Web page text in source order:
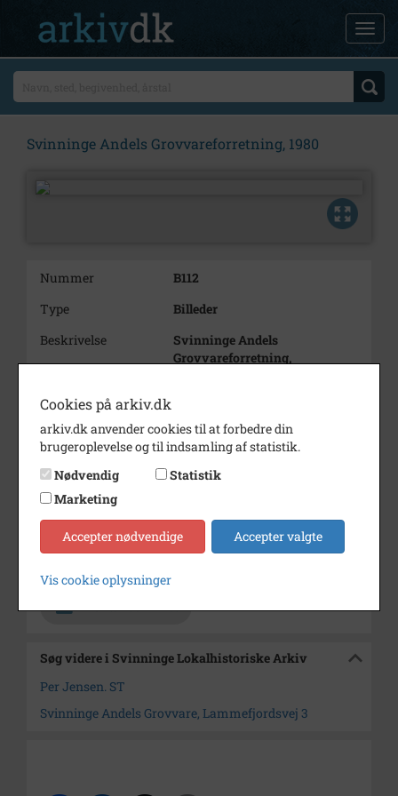
Svinninge Andels Grovvareforretning, 1980
Nummer
B112
Type
Billeder
Beskrivelse
Svinninge Andels
Grovvareforretning,
Årstal
1980
Dateringsnote
11.3.1980
Fotograf
Per Jensen, Sjællands Tidende
Størrelse
18 x 25
Arkiv
Svinninge Lokalhistoriske
Kontakt arkivet
Søg videre i Svinninge Lokalhistoriske Arkiv
Per Jensen. ST
Svinninge Andels Grovvare, Lammefjordsvej 3
Cookies på arkiv.dk
arkiv.dk anvender cookies til at forbedre din
brugeroplevelse og til indsamling af statistik.
Nødvendig
Statistik
Marketing
Accepter nødvendige Accepter valgte
Vis cookie oplysninger